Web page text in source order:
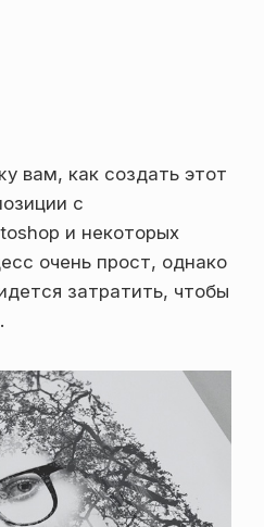
вам, как создать этот
с
и некоторых
очень прост, однако
затратить, чтобы